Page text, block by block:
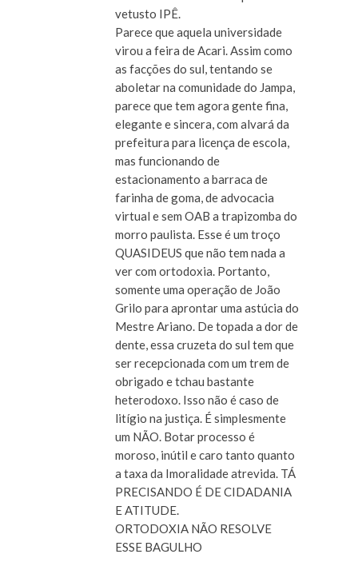
vetusto IPÊ.
Parece que aquela universidade
virou a feira de Acari. Assim como
as facções do sul, tentando se
aboletar na comunidade do Jampa,
parece que tem agora gente fina,
elegante e sincera, com alvará da
prefeitura para licença de escola,
mas funcionando de
estacionamento a barraca de
farinha de goma, de advocacia
virtual e sem OAB a trapizomba do
morro paulista. Esse é um troço
QUASIDEUS que não tem nada a
ver com ortodoxia. Portanto,
somente uma operação de João
Grilo para aprontar uma astúcia do
Mestre Ariano. De topada a dor de
dente, essa cruzeta do sul tem que
ser recepcionada com um trem de
obrigado e tchau bastante
heterodoxo. Isso não é caso de
litígio na justiça. É simplesmente
um NÃO. Botar processo é
moroso, inútil e caro tanto quanto
a taxa da Imoralidade atrevida. TÁ
PRECISANDO É DE CIDADANIA
E ATITUDE.
ORTODOXIA NÃO RESOLVE
ESSE BAGULHO